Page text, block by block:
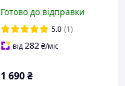
Готово до відправки
5.0 (1)
від282₴/міс
1 690₴